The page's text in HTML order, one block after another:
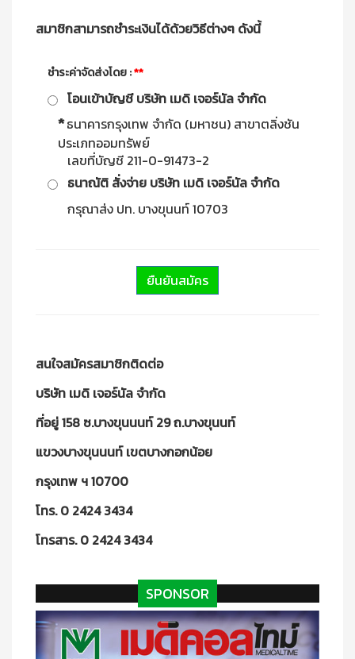
สมาชิกสามารถชำระเงินได้ด้วยวิธีต่างๆ ดังนี้
ชำระค่าจัดส่งโดย :**
โอนเข้าบัญชี บริษัท เมดิ เจอร์นัล จำกัด
*ธนาคารกรุงเทพ จำกัด (มหาชน) สาขาตลิ่งชัน
ประเภทออมทรัพย์
เลขที่บัญชี 211-0-91473-2
ธนาณัติ สั่งจ่าย บริษัท เมดิ เจอร์นัล จำกัด
กรุณาส่ง ปท. บางขุนนท์ 10703
สนใจสมัครสมาชิกติดต่อ
บริษัท เมดิ เจอร์นัล จำกัด
ที่อยู่ 158 ซ.บางขุนนนท์ 29 ถ.บางขุนนท์
แขวงบางขุนนนท์ เขตบางกอกน้อย
กรุงเทพ ฯ 10700
โทร. 0 2424 3434
โทรสาร. 0 2424 3434
SPONSOR